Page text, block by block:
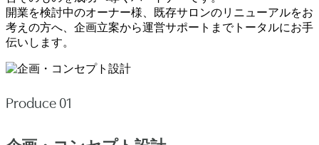
開業を検討中のオーナー様、既存サロンのリニューアルをお
考えの方へ、企画立案から運営サポートまでトータルにお手
伝いします。
Produce 01